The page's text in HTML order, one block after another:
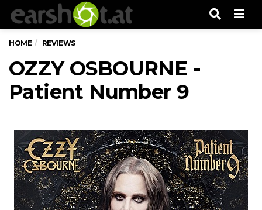
HOME REVIEWS
OZZY OSBOURNE -
Patient Number 9